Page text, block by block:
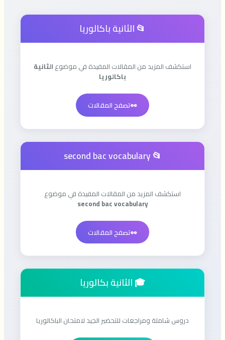
📂 الثانية باكالوريا
استكشف المزيد من المقالات المفيدة في موضوع الثانية
باكالوريا
👀تصفح المقالات
📂 second bac vocabulary
استكشف المزيد من المقالات المفيدة في موضوع
second bac vocabulary
👀تصفح المقالات
🎓 الثانية بكالوريا
دروس شاملة ومراجعات للتحضير الجيد لامتحان الباكالوريا